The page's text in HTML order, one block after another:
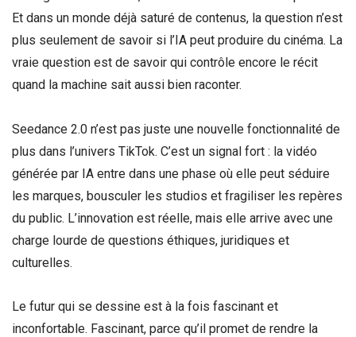
Et dans un monde déjà saturé de contenus, la question n’est
plus seulement de savoir si l’IA peut produire du cinéma. La
vraie question est de savoir qui contrôle encore le récit
quand la machine sait aussi bien raconter.
Seedance 2.0 n’est pas juste une nouvelle fonctionnalité de
plus dans l’univers TikTok. C’est un signal fort : la vidéo
générée par IA entre dans une phase où elle peut séduire
les marques, bousculer les studios et fragiliser les repères
du public. L’innovation est réelle, mais elle arrive avec une
charge lourde de questions éthiques, juridiques et
culturelles.
Le futur qui se dessine est à la fois fascinant et
inconfortable. Fascinant, parce qu’il promet de rendre la